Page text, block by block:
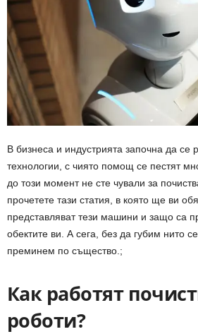
В бизнеса и индустрията започна да се
технологии, с чиято помощ се пестят
до този момент не сте чували за
прочетете тази статия, в която ще ви
представляват тези машини и защо са
обектите ви. А сега, без да губим нито
преминем по същество.;
Как работят
роботи?